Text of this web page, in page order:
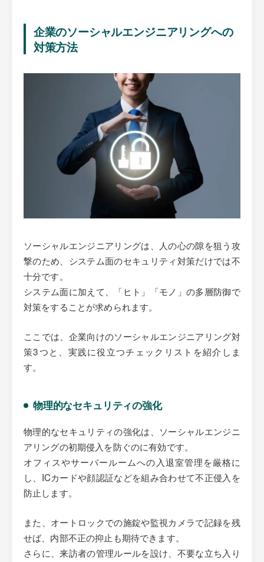
企業のソーシャルエンジニアリングへの
対策方法
ソーシャルエンジニアリングは、人の心の隙を狙う攻
撃のため、システム面のセキュリティ対策だけでは不
十分です。
システム面に加えて、「ヒト」「モノ」の多層防御で
対策をすることが求められます。
ここでは、企業向けのソーシャルエンジニアリング対
策3つと、実践に役立つチェックリストを紹介しま
す。
物理的なセキュリティの強化
物理的なセキュリティの強化は、ソーシャルエンジニ
アリングの初期侵入を防ぐのに有効です。
オフィスやサーバールームへの入退室管理を厳格に
し、ICカードや顔認証などを組み合わせて不正侵入を
防止します。
また、オートロックでの施錠や監視カメラで記録を残
せば、内部不正の抑止も期待できます。
さらに、来訪者の管理ルールを設け、不要な立ち入り